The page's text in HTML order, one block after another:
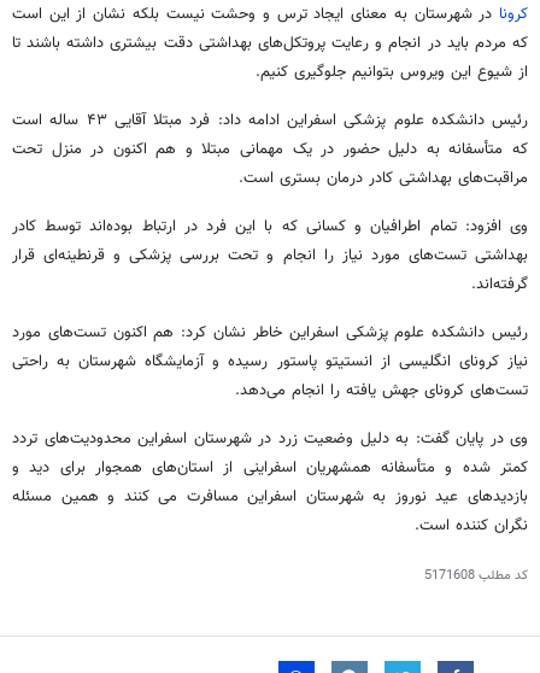
کرونا در شهرستان به معنای ایجاد ترس و وحشت نیست بلکه نشان از این است
که مردم باید در انجام و رعایت پروتکل‌های بهداشتی دقت بیشتری داشته باشند تا
از شیوع این ویروس بتوانیم جلوگیری کنیم.
رئیس دانشکده علوم پزشکی اسفراین ادامه داد: فرد مبتلا آقایی ۴۳ ساله است
که متأسفانه به دلیل حضور در یک مهمانی مبتلا و هم اکنون در منزل تحت
مراقبت‌های بهداشتی کادر درمان بستری است.
وی افزود: تمام اطرافیان و کسانی که با این فرد در ارتباط بوده‌اند توسط کادر
بهداشتی تست‌های مورد نیاز را انجام و تحت بررسی پزشکی و قرنطینه‌ای قرار
گرفته‌اند.
رئیس دانشکده علوم پزشکی اسفراین خاطر نشان کرد: هم اکنون تست‌های مورد
نیاز کرونای انگلیسی از انستیتو پاستور رسیده و آزمایشگاه شهرستان به راحتی
تست‌های کرونای جهش یافته را انجام می‌دهد.
وی در پایان گفت: به دلیل وضعیت زرد در شهرستان اسفراین محدودیت‌های تردد
کمتر شده و متأسفانه همشهریان اسفراینی از استان‌های همجوار برای دید و
بازدیدهای عید نوروز به شهرستان اسفراین مسافرت می کنند و همین مسئله
نگران کننده است.
کد مطلب5171608